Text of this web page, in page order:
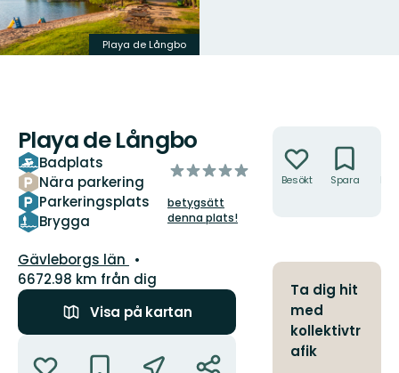
Playa de Långbo
Playa de Långbo
Badplats
Nära parkering
Parkeringsplats
Brygga
av
stjärnor
betygsätt
denna plats!
Län:
Gävleborgs län
6672.98 km från dig
Visa på kartan
Besökt Spara
Ta dig hit
med
kollektivtr
afik